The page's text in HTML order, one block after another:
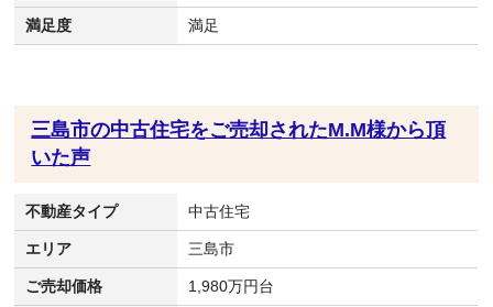
満足度 満足
三島市の中古住宅をご売却されたM.M様から頂
いた声
不動産タイプ 中古住宅
エリア 三島市
ご売却価格 1,980万円台